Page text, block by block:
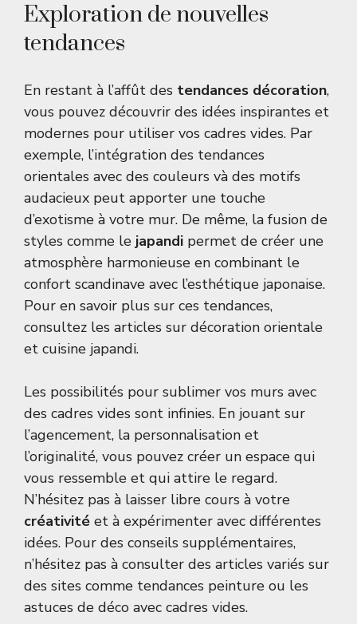
Exploration de nouvelles
tendances
En restant à l’affût des tendances décoration,
vous pouvez découvrir des idées inspirantes et
modernes pour utiliser vos cadres vides. Par
exemple, l’intégration des tendances
orientales avec des couleurs và des motifs
audacieux peut apporter une touche
d’exotisme à votre mur. De même, la fusion de
styles comme le japandi permet de créer une
atmosphère harmonieuse en combinant le
confort scandinave avec l’esthétique japonaise.
Pour en savoir plus sur ces tendances,
consultez les articles sur décoration orientale
et cuisine japandi.
Les possibilités pour sublimer vos murs avec
des cadres vides sont infinies. En jouant sur
l’agencement, la personnalisation et
l’originalité, vous pouvez créer un espace qui
vous ressemble et qui attire le regard.
N’hésitez pas à laisser libre cours à votre
créativité et à expérimenter avec différentes
idées. Pour des conseils supplémentaires,
n’hésitez pas à consulter des articles variés sur
des sites comme tendances peinture ou les
astuces de déco avec cadres vides.